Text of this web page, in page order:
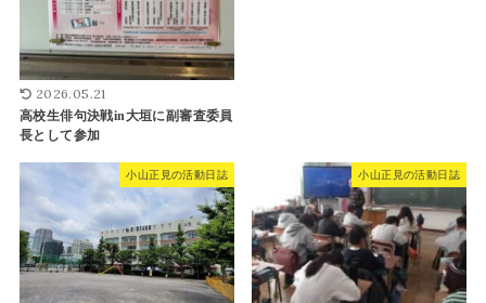
2026.05.21
高校生俳句決戦in大垣に副審査委員
長として参加
小山正見の活動日誌 小山正見の活動日誌